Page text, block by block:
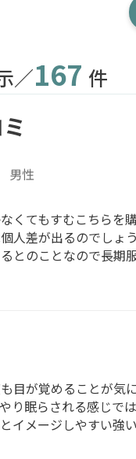
／167 件
男性
くてもすむこちらを
人差が出るのでしょ
とのことなので長期
目が覚めることが気
り眠らされる感じで
イメージしやすい強